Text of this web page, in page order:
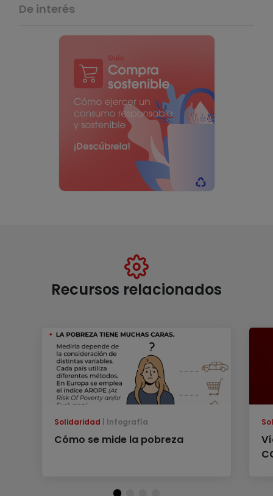
De interés
Recursos relacionados
Solidaridad Infografía
Cómo se mide la pobreza